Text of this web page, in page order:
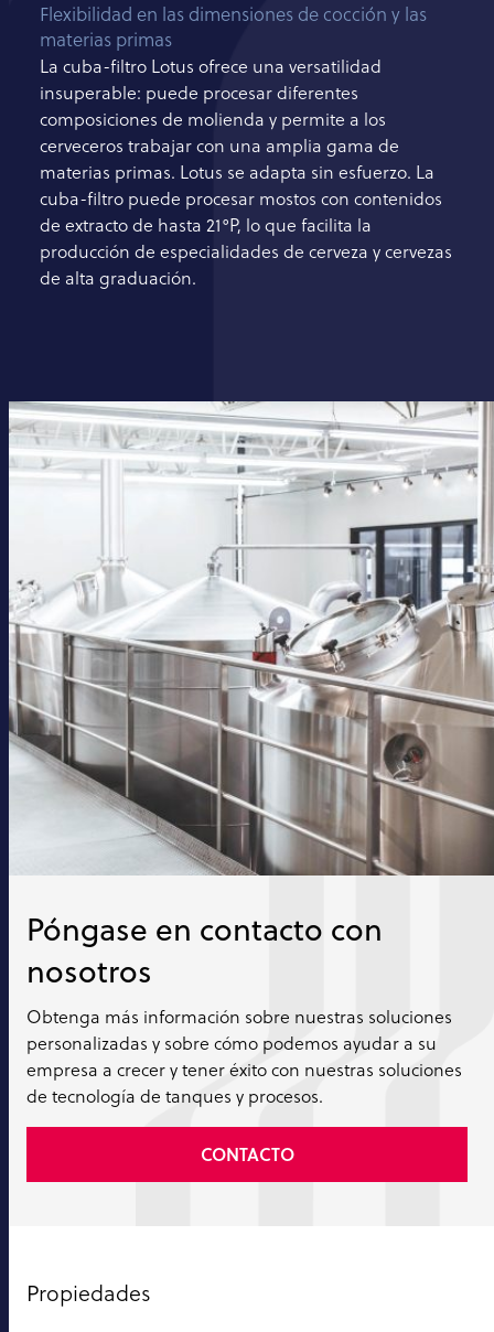
Flexibilidad en las dimensiones de cocción y las
materias primas
La cuba-filtro Lotus ofrece una versatilidad
insuperable: puede procesar diferentes
composiciones de molienda y permite a los
cerveceros trabajar con una amplia gama de
materias primas. Lotus se adapta sin esfuerzo. La
cuba-filtro puede procesar mostos con contenidos
de extracto de hasta 21°P, lo que facilita la
producción de especialidades de cerveza y cervezas
de alta graduación.
Póngase en contacto con
nosotros
Obtenga más información sobre nuestras soluciones
personalizadas y sobre cómo podemos ayudar a su
empresa a crecer y tener éxito con nuestras soluciones
de tecnología de tanques y procesos.
CONTACTO
Propiedades